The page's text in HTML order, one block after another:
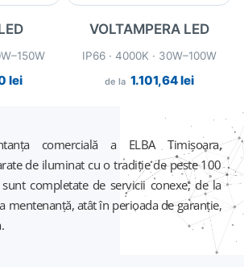
lei
VOLTAMPERA LED
de la 1.101,64lei
IP66 · 4000K · 30W–100W
comercială a ELBA Timișoara,
de iluminat cu o tradiție de peste 100
completate de servicii conexe, de la
mentenanță, atât în perioada de garanție,